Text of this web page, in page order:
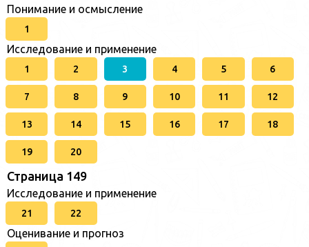
Понимание и осмысление
1
Исследование и применение
1 2 3 4 5 6
7 8 9 10 11 12
13 14 15 16 17 18
19 20
Страница 149
Исследование и применение
21 22
Оценивание и прогноз